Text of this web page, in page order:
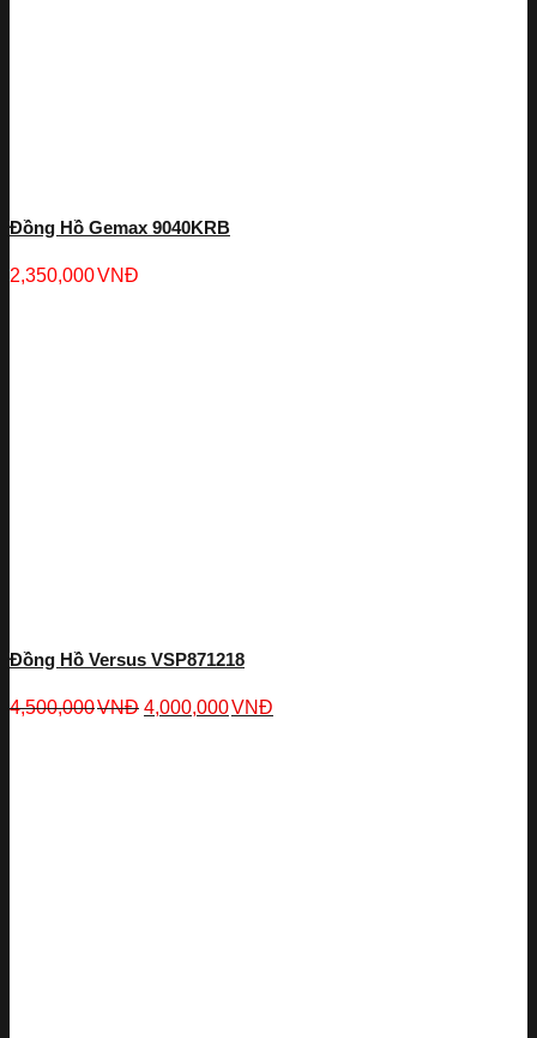
Đồng Hồ Gemax 9040KRB
2,350,000VNĐ
Đồng Hồ Versus VSP871218
4,500,000VNĐ 4,000,000VNĐ